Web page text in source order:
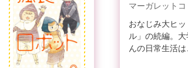
マーガレットコ
おなじみ大ヒ
ル」の続編。
んの日常生活